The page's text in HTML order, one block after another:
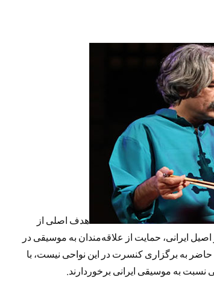
هدف اصلی از
ایرانی، حمایت از علاقه‌مندان به موسیقی در
به برگزاری کنسرت در این نواحی نیست، با
نسبت به موسیقی ایرانی برخوردارند.